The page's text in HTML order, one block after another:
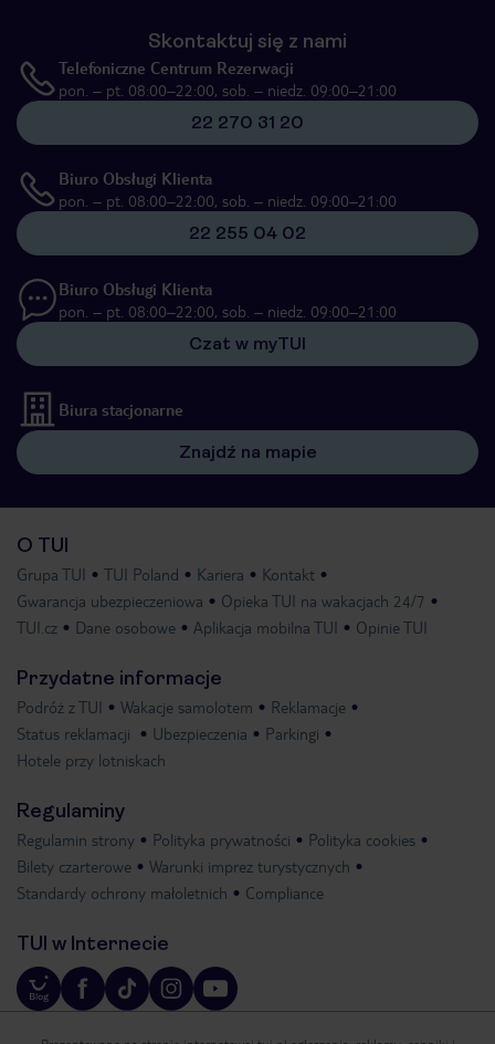
Skontaktuj się z nami
Telefoniczne Centrum Rezerwacji
pon. – pt. 08:00–22:00, sob. – niedz. 09:00–21:00
22 270 31 20
Biuro Obsługi Klienta
pon. – pt. 08:00–22:00, sob. – niedz. 09:00–21:00
22 255 04 02
Biuro Obsługi Klienta
pon. – pt. 08:00–22:00, sob. – niedz. 09:00–21:00
Czat w myTUI
Biura stacjonarne
Znajdź na mapie
O TUI
Grupa TUI TUI Poland Kariera
Kontakt
Gwarancja ubezpieczeniowa
Opieka TUI na wakacjach 24/7
TUI.cz
Dane osobowe Aplikacja mobilna TUI Opinie TUI
Przydatne informacje
Podróż z TUI Wakacje samolotem
Reklamacje
Status reklamacji
Ubezpieczenia
Parkingi
Hotele przy lotniskach
Regulaminy
Regulamin strony Polityka prywatności
Polityka cookies
Bilety czarterowe
Warunki imprez turystycznych
Standardy ochrony małoletnich
Compliance
TUI w Internecie